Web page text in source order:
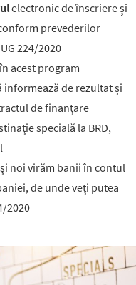
electronic de înscriere şi
prevederilor
224/2020
acest program
informează de rezultat şi
de finanţare
specială la BRD,
şi noi virăm banii în contul
de unde veţi putea
2020